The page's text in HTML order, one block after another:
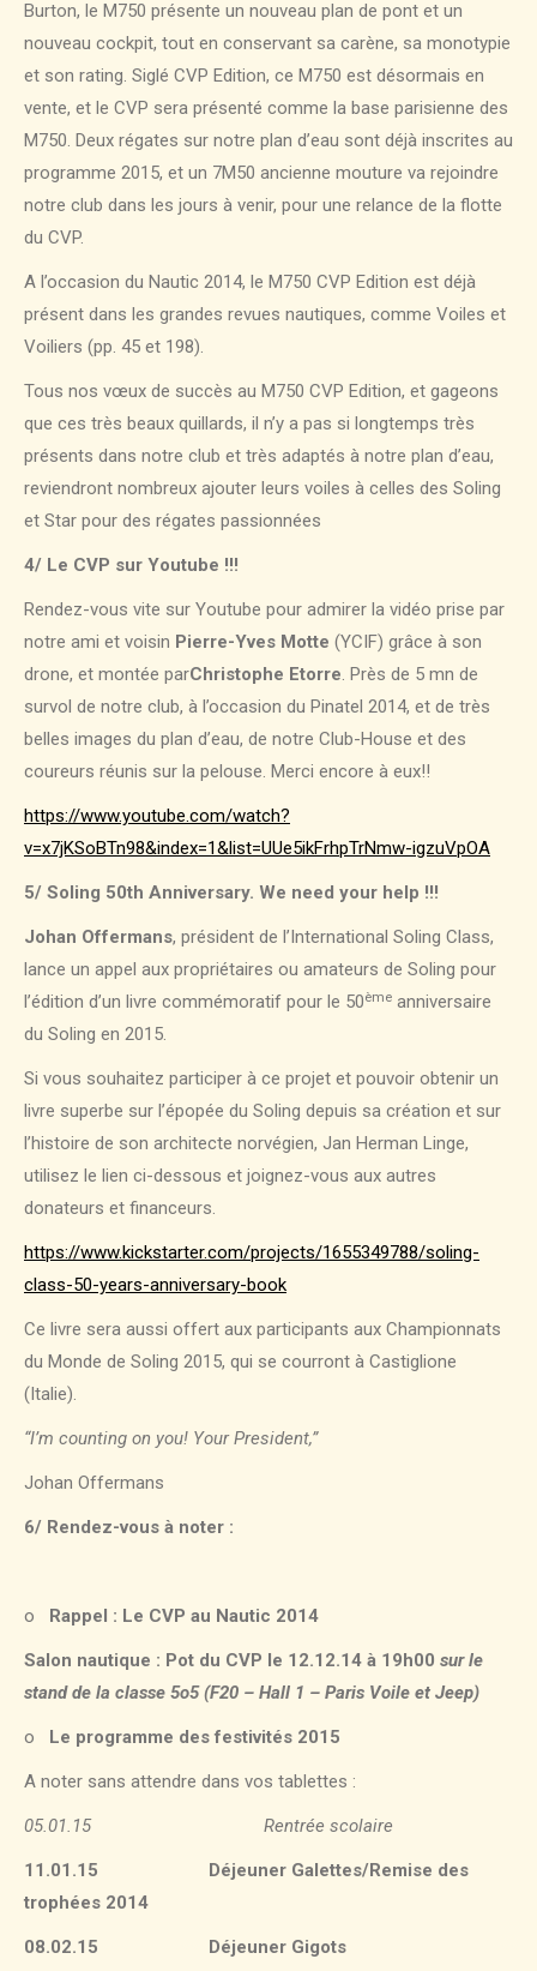
Burton, le M750 présente un nouveau plan de pont et un
nouveau cockpit, tout en conservant sa carène, sa monotypie
et son rating. Siglé CVP Edition, ce M750 est désormais en
vente, et le CVP sera présenté comme la base parisienne des
M750. Deux régates sur notre plan d’eau sont déjà inscrites au
programme 2015, et un 7M50 ancienne mouture va rejoindre
notre club dans les jours à venir, pour une relance de la flotte
du CVP.
A l’occasion du Nautic 2014, le M750 CVP Edition est déjà
présent dans les grandes revues nautiques, comme Voiles et
Voiliers (pp. 45 et 198).
Tous nos vœux de succès au M750 CVP Edition, et gageons
que ces très beaux quillards, il n’y a pas si longtemps très
présents dans notre club et très adaptés à notre plan d’eau,
reviendront nombreux ajouter leurs voiles à celles des Soling
et Star pour des régates passionnées
4/ Le CVP sur Youtube !!!
Rendez-vous vite sur Youtube pour admirer la vidéo prise par
notre ami et voisin Pierre-Yves Motte (YCIF) grâce à son
drone, et montée parChristophe Etorre. Près de 5 mn de
survol de notre club, à l’occasion du Pinatel 2014, et de très
belles images du plan d’eau, de notre Club-House et des
coureurs réunis sur la pelouse. Merci encore à eux!!
https://www.youtube.com/watch?
v=x7jKSoBTn98&index=1&list=UUe5ikFrhpTrNmw-igzuVpOA
5/ Soling 50th Anniversary. We need your help !!!
Johan Offermans, président de l’International Soling Class,
lance un appel aux propriétaires ou amateurs de Soling pour
l’édition d’un livre commémoratif pour le 50ème anniversaire
du Soling en 2015.
Si vous souhaitez participer à ce projet et pouvoir obtenir un
livre superbe sur l’épopée du Soling depuis sa création et sur
l’histoire de son architecte norvégien, Jan Herman Linge,
utilisez le lien ci-dessous et joignez-vous aux autres
donateurs et financeurs.
https://www.kickstarter.com/projects/1655349788/soling-
class-50-years-anniversary-book
Ce livre sera aussi offert aux participants aux Championnats
du Monde de Soling 2015, qui se courront à Castiglione
(Italie).
“I’m counting on you! Your President,”
Johan Offermans
6/ Rendez-vous à noter :
o Rappel : Le CVP au Nautic 2014
Salon nautique : Pot du CVP le 12.12.14 à 19h00 sur le
stand de la classe 5o5 (F20 – Hall 1 – Paris Voile et Jeep)
o Le programme des festivités 2015
A noter sans attendre dans vos tablettes :
05.01.15 Rentrée scolaire
11.01.15 Déjeuner Galettes/Remise des
trophées 2014
08.02.15 Déjeuner Gigots